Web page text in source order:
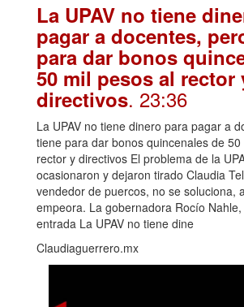
La UPAV no tiene
pagar a docentes,
para dar bonos
50 mil pesos al rector
directivos. 23:36
La UPAV no tiene dinero para pagar a
tiene para dar bonos quincenales de 50
rector y directivos El problema de la
ocasionaron y dejaron tirado Claudia
vendedor de puercos, no se soluciona,
empeora. La gobernadora Rocío
entrada La UPAV no tiene dine
Claudiaguerrero.mx